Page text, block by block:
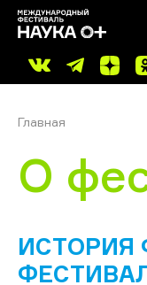
Главная
О
ИСТОРИЯ